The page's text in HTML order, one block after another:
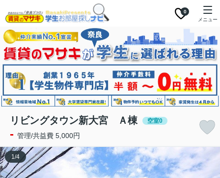
0
メニュー
リビングタウン新大宮 Ａ棟 空室0
- 管理/共益費 5,000円
1/4